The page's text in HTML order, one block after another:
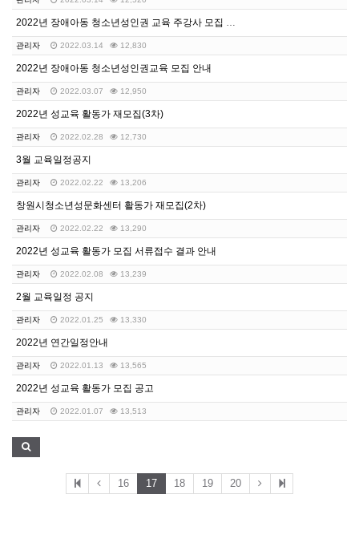
2022년 장애아동 청소년성인권 교육 주강사 모집 안내
관리자 2022.03.14 12,830
2022년 장애아동 청소년성인권교육 모집 안내
관리자 2022.03.07 12,950
2022년 성교육 활동가 재모집(3차)
관리자 2022.02.28 12,730
3월 교육일정공지
관리자 2022.02.22 13,206
창원시청소년성문화센터 활동가 재모집(2차)
관리자 2022.02.22 13,290
2022년 성교육 활동가 모집 서류접수 결과 안내
관리자 2022.02.08 13,239
2월 교육일정 공지
관리자 2022.01.25 13,330
2022년 연간일정안내
관리자 2022.01.13 13,565
2022년 성교육 활동가 모집 공고
관리자 2022.01.07 13,513
16 17 18 19 20